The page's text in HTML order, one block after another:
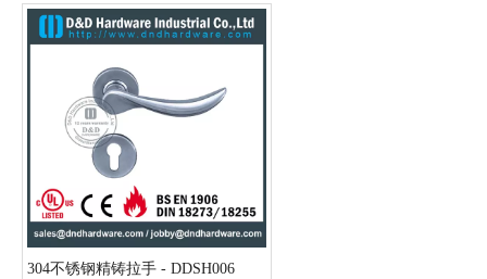
304不锈钢精铸拉手 - DDSH006